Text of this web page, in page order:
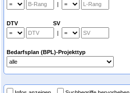
|
DTV SV
|
Bedarfsplan (BPL)-Projekttyp